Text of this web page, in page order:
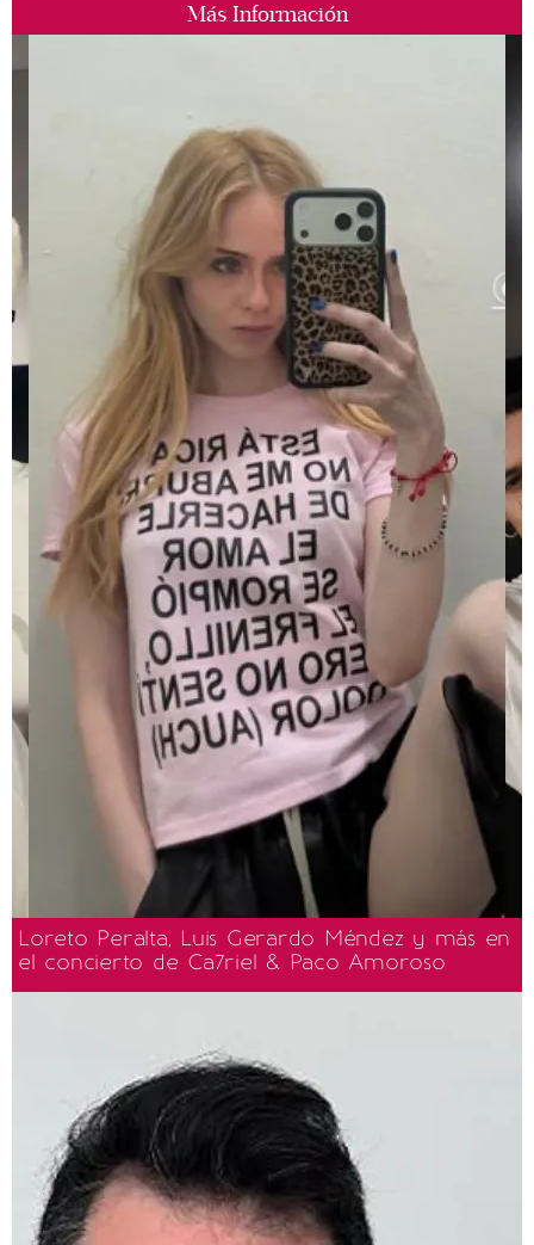
Más Información
Loreto Peralta, Luis Gerardo Méndez y más en
el concierto de Ca7riel & Paco Amoroso